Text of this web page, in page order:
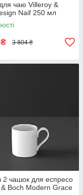
чаю Villeroy &
Naif 250 мл
₴ 3 804 ₴
2 чашок для еспресо
Boch Modern Grace